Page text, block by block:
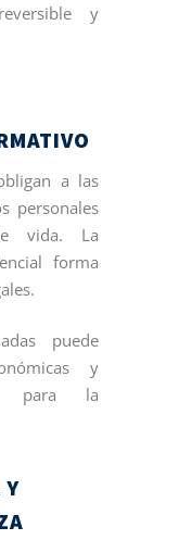
y
a las
personales
vida. La
forma
puede
y
para la
Y